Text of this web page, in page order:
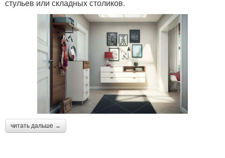
стульев или складных столиков.
читать дальше →